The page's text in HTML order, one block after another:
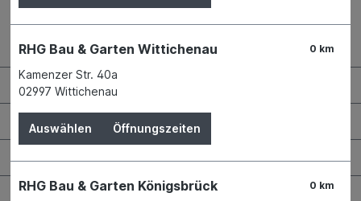
Kontaktdaten und Öffnungszeiten
RHG Helfer
Wissenswertes
Bauen & Renovieren
0 km
RHG Bau & Garten Wittichenau
Kamenzer Str. 40a
02997 Wittichenau
Auswählen Öffnungszeiten
0 km
RHG Bau & Garten Königsbrück